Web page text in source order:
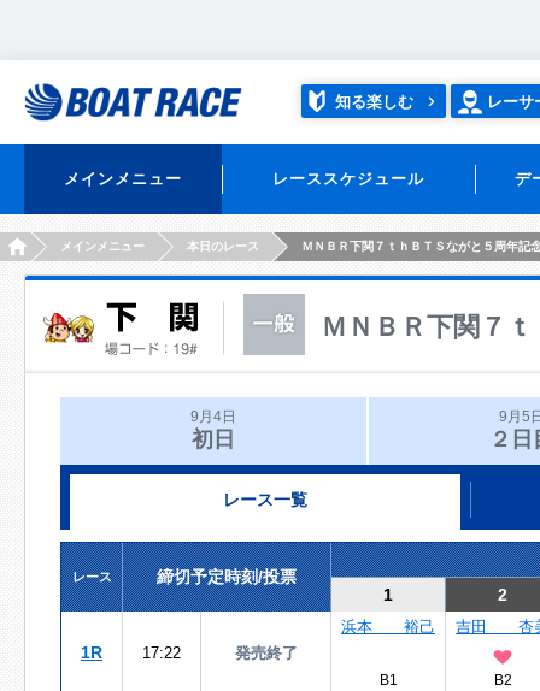
知る楽しむ レーサ
メインメニュー レーススケジュール デ
HOMEメインメニュー 本日のレース ＭＮＢＲ下関７ｔｈＢＴＳながと５周年記
ＭＮＢＲ下関７
9月4日
初日
9月5
２日
レース一覧
レース
締切予定時刻/投票
1
2
1R 17:22 発売終了
浜本 裕己
B1
吉田 杏
B2